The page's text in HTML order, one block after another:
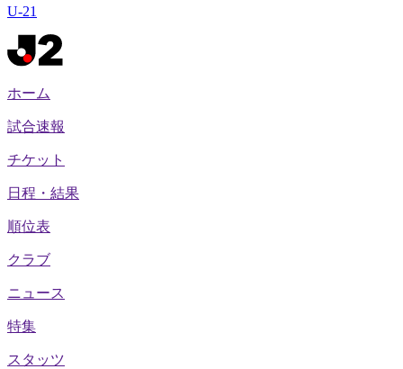
U-21
ホーム
試合速報
チケット
日程・結果
順位表
クラブ
ニュース
特集
スタッツ